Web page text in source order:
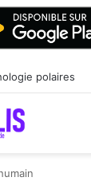
polaires